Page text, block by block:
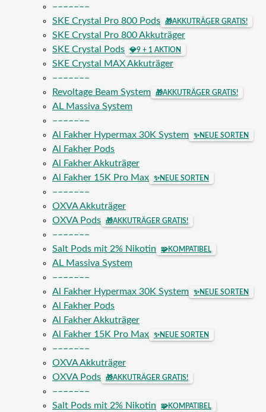
–––––––
SKE Crystal Pro 800 Pods
🎁AKKUTRÄGER GRATIS!
SKE Crystal Pro 800 Akkuträger
SKE Crystal Pods
💎9 + 1 AKTION
SKE Crystal MAX Akkuträger
–––––––
Revoltage Beam System
🎁AKKUTRÄGER GRATIS!
AL Massiva System
–––––––
Al Fakher Hypermax 30K System
✨NEUE SORTEN
Al Fakher Pods
Al Fakher Akkuträger
Al Fakher 15K Pro Max
✨NEUE SORTEN
–––––––
OXVA Akkuträger
OXVA Pods
🎁AKKUTRÄGER GRATIS!
–––––––
Salt Pods mit 2% Nikotin
🧩KOMPATIBEL
AL Massiva System
–––––––
Al Fakher Hypermax 30K System
✨NEUE SORTEN
Al Fakher Pods
Al Fakher Akkuträger
Al Fakher 15K Pro Max
✨NEUE SORTEN
–––––––
OXVA Akkuträger
OXVA Pods
🎁AKKUTRÄGER GRATIS!
–––––––
Salt Pods mit 2% Nikotin
🧩KOMPATIBEL